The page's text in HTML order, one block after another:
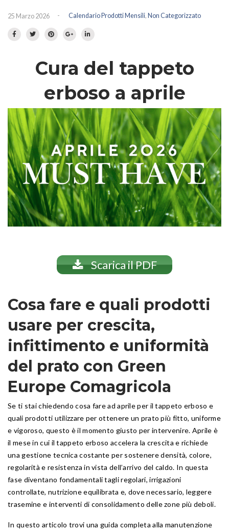
Paesaggio
Speciali
Ripopolazione insetti
Idrosemina
EN DE
25 Marzo 2026 - Calendario Prodotti Mensili, Non Categorizzato
Cura del tappeto
erboso a aprile
Scarica il PDF
Cosa fare e quali prodotti
usare per crescita,
infittimento e uniformità
del prato con Green
Europe Comagricola
Se ti stai chiedendo cosa fare ad aprile per il tappeto erboso e
quali prodotti utilizzare per ottenere un prato più fitto, uniforme
e vigoroso, questo è il momento giusto per intervenire. Aprile è
il mese in cui il tappeto erboso accelera la crescita e richiede
una gestione tecnica costante per sostenere densità, colore,
regolarità e resistenza in vista dell’arrivo del caldo. In questa
fase diventano fondamentali tagli regolari, irrigazioni
controllate, nutrizione equilibrata e, dove necessario, leggere
trasemine e interventi di consolidamento delle zone più deboli.
In questo articolo trovi una guida completa alla manutenzione